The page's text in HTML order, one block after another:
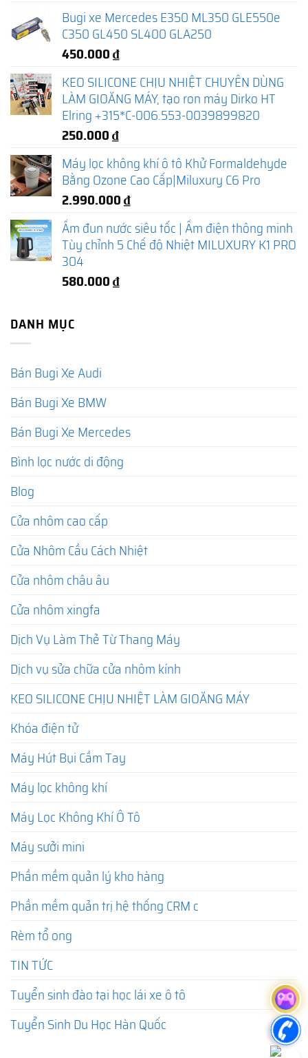
Bugi xe Mercedes E350 ML350 GLE550e
C350 GL450 SL400 GLA250
450.000₫
KEO SILICONE CHỊU NHIỆT CHUYÊN DÙNG
LÀM GIOĂNG MÁY, tạo ron máy Dirko HT
Elring +315*C-006.553-0039899820
250.000₫
Máy lọc không khí ô tô Khử Formaldehyde
Bằng Ozone Cao Cấp|Miluxury C6 Pro
2.990.000₫
Ấm đun nước siêu tốc | Ấm điện thông minh
Tùy chỉnh 5 Chế độ Nhiệt MILUXURY K1 PRO
304
580.000₫
DANH MỤC
Bán Bugi Xe Audi
Bán Bugi Xe BMW
Bán Bugi Xe Mercedes
Bình lọc nước di động
Blog
Cửa nhôm cao cấp
Cửa Nhôm Cầu Cách Nhiệt
Cửa nhôm châu âu
Cửa nhôm xingfa
Dịch Vụ Làm Thẻ Từ Thang Máy
Dịch vụ sửa chữa cửa nhôm kính
KEO SILICONE CHỊU NHIỆT LÀM GIOĂNG MÁY
Khóa điện tử
Máy Hút Bụi Cầm Tay
Máy lọc không khí
Máy Lọc Không Khí Ô Tô
Máy sưởi mini
Phần mềm quản lý kho hàng
Phần mềm quản trị hệ thống CRM c
Rèm tổ ong
TIN TỨC
Tuyển sinh đào tại học lái xe ô tô
Tuyển Sinh Du Học Hàn Quốc